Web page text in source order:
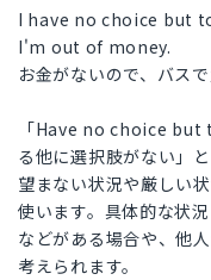
I have no choice but
I'm out of money.
お金がないので、バス
「Have no choice but
る他に選択肢がない」
望まない状況や厳しい
使います。具体的な状
などがある場合や、他
考えられます。